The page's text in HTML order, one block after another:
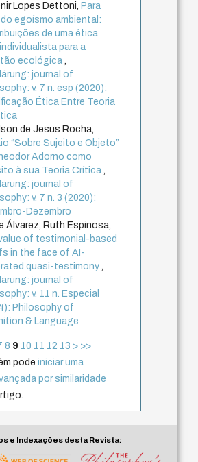
Lopes Dettoni, Para
do egoísmo ambiental:
de uma ética
para a
ecológica,
journal of
v. 7 n. esp (2020):
Ética Entre Teoria
de Jesus Rocha,
“Sobre Sujeito e Objeto”
Adorno como
à sua Teoria Crítica,
journal of
v. 7 n. 3 (2020):
Dezembro
Álvarez, Ruth Espinosa,
of testimonial-based
in the face of AI-
quasi-testimony,
journal of
v. 11 n. Especial
Philosophy of
& Language
8 9 10 11 12 13 > >>
podeiniciar uma
por similaridade
e Indexações desta Revista: